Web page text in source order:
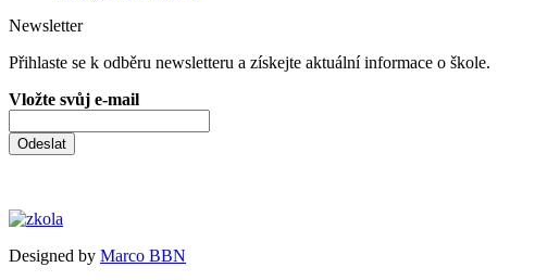
Newsletter
Přihlaste se k odběru newsletteru a získejte aktuální informace o škole.
Vložte svůj e-mail
Odeslat
Designed by Marco BBN